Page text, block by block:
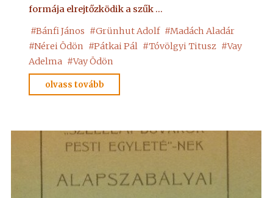
formája elrejtőzködik a szűk …
#Bánfi János #Grünhut Adolf #Madách Aladár
#Nérei Ödön #Pátkai Pál #Tóvölgyi Titusz #Vay
Adelma #Vay Ödön
olvass tovább
első
spiritiszta
egylet"